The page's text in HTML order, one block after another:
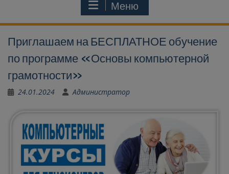
Меню
Приглашаем на БЕСПЛАТНОЕ обучение
по программе «Основы компьютерной
грамотности»
24.01.2024 Администратор